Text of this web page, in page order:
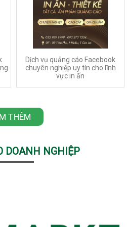
Dịch vụ quảng cáo Facebook
chuyên nghiệp uy tín cho lĩnh
vực in ấn
THÊM
DOANH NGHIỆP